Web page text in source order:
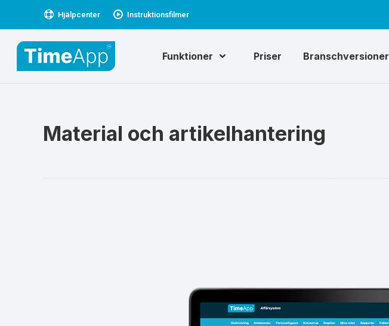
Hjälpcenter Instruktionsfilmer
Funktioner Priser Branschversioner
Material och artikelhantering